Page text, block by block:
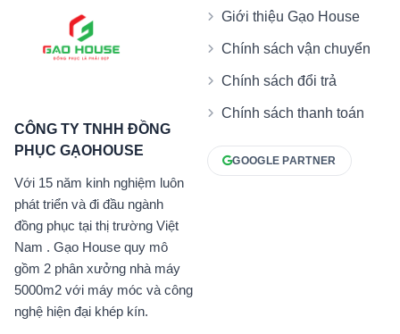
CÔNG TY TNHH ĐỒNG
PHỤC GẠOHOUSE
Với 15 năm kinh nghiệm luôn
phát triển và đi đầu ngành
đồng phục tại thị trường Việt
Nam . Gạo House quy mô
gồm 2 phân xưởng nhà máy
5000m2 với máy móc và công
nghệ hiện đại khép kín.
Giới thiệu Gạo House
Chính sách vận chuyển
Chính sách đổi trả
Chính sách thanh toán
GOOGLE PARTNER